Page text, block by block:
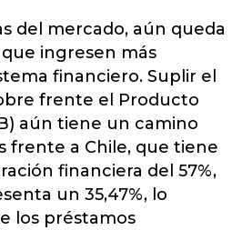
del mercado, aún queda
ingresen más
financiero. Suplir el
frente el Producto
aún tiene un camino
frente a Chile, que tiene
financiera del 57%,
un 35,47%, lo
los préstamos